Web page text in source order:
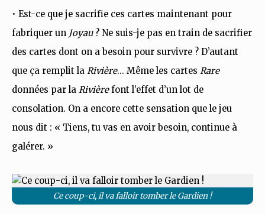
• Est-ce que je sacrifie ces cartes maintenant pour
fabriquer un Joyau? Ne suis-je pas en train de sacrifier
des cartes dont on a besoin pour survivre ? D’autant
que ça remplit la Rivière… Même les cartes Rare
données par la Rivièrefont l’effet d’un lot de
consolation. On a encore cette sensation que le jeu
nous dit : « Tiens, tu vas en avoir besoin, continue à
galérer. »
Ce coup-ci, il va falloir tomber le Gardien !